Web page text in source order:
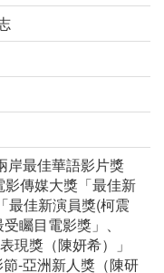
岸最佳華語影片獎
傳媒大獎「最佳新
最佳新演員獎(柯震
矚目電影獎」、
現獎（陳妍希）」
-亞洲新人獎（陳研